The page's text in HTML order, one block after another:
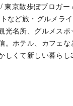
東京散歩ぽブロガ
など旅・グルメラ
光名所、グルメス
。ホテル、カフェな
しくて新しい暮ら